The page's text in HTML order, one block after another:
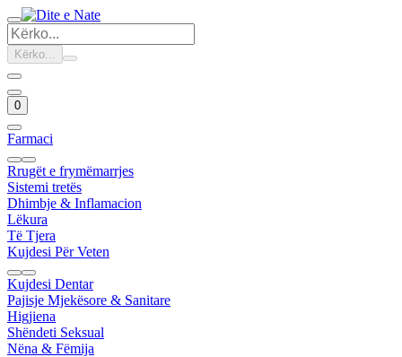
Kërko...
0
Farmaci
Rrugët e frymëmarrjes
Sistemi tretës
Dhimbje & Inflamacion
Lëkura
Të Tjera
Kujdesi Për Veten
Kujdesi Dentar
Pajisje Mjekësore & Sanitare
Higjiena
Shëndeti Seksual
Nëna & Fëmija